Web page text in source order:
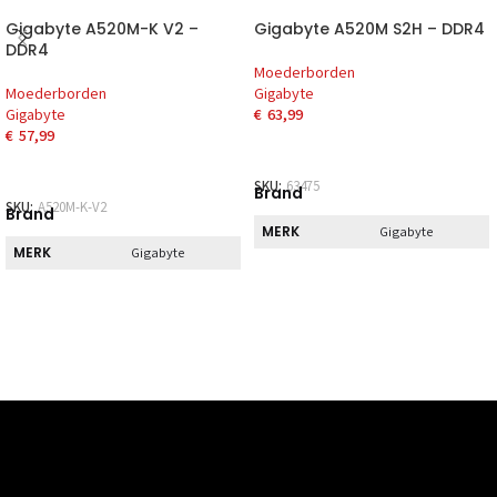
Gigabyte A520M-K V2 –
DDR4
Moederborden
Gigabyte
€ 57,99
SKU:A520M-K-V2
Brand
MERK Gigabyte
Gigabyte A520M S2H – DDR4
Moederborden
Gigabyte
€ 63,99
SKU:63475
Brand
MERK Gigabyte